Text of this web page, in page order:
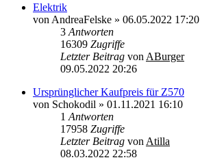
Elektrik
von AndreaFelske » 06.05.2022 17:20
3 Antworten
16309 Zugriffe
Letzter Beitrag von ABurger
09.05.2022 20:26
Ursprünglicher Kaufpreis für Z570
von Schokodil » 01.11.2021 16:10
1 Antworten
17958 Zugriffe
Letzter Beitrag von Atilla
08.03.2022 22:58